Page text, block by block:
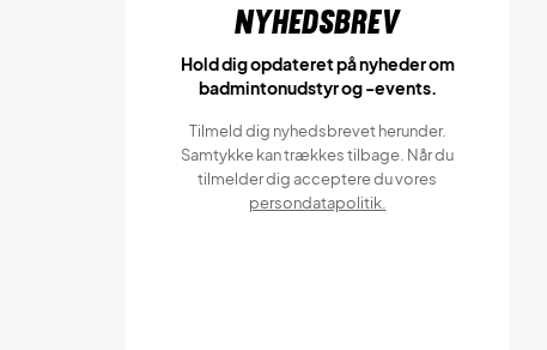
Nyhedsbrev
Hold dig opdateret på nyheder om
badmintonudstyr og -events.
Tilmeld dig nyhedsbrevet herunder.
Samtykke kan trækkes tilbage. Når du
tilmelder dig acceptere du vores
persondatapolitik.